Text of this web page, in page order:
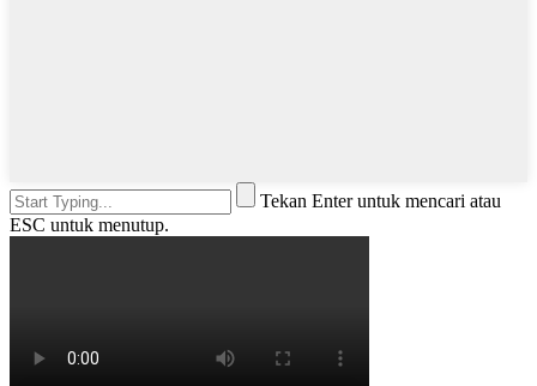
Tekan Enter untuk mencari atau
ESC untuk menutup.